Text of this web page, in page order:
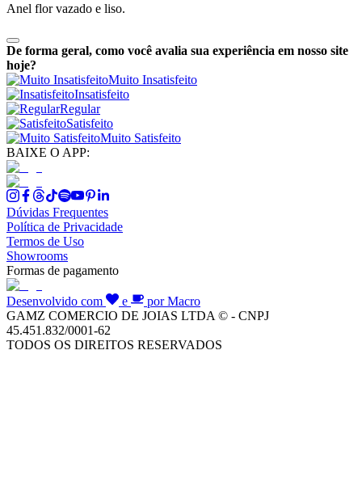
Anel flor vazado e liso.
De forma geral, como você avalia sua experiência em nosso site
hoje?
Muito Insatisfeito
Insatisfeito
Regular
Satisfeito
Muito Satisfeito
BAIXE O APP:
Dúvidas Frequentes
Política de Privacidade
Termos de Uso
Showrooms
Formas de pagamento
Desenvolvido com e
por Macro
GAMZ COMERCIO DE JOIAS LTDA © - CNPJ
45.451.832/0001-62
TODOS OS DIREITOS RESERVADOS